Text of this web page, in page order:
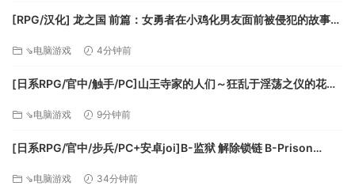
[RPG/汉化] 龙之国 前篇：女勇者在小鸡化男友面前被侵犯的故事
⇘电脑游戏 4分钟前
[日系RPG/官中/触手/PC]山王寺家的人们～狂乱于淫荡之仪的花朵
⇘电脑游戏 9分钟前
[日系RPG/官中/步兵/PC+安卓joi]B-监狱 解除锁链 B-Prison
⇘电脑游戏 34分钟前